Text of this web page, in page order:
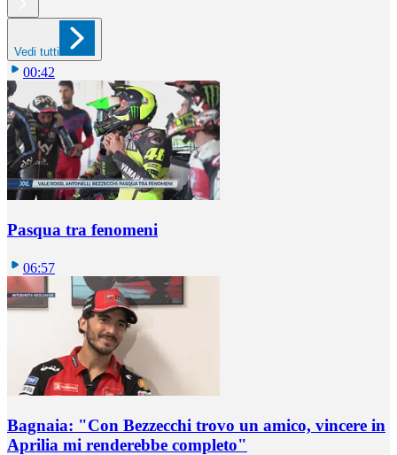
Vedi tutti
00:42
Pasqua tra fenomeni
06:57
Bagnaia: "Con Bezzecchi trovo un amico, vincere in
Aprilia mi renderebbe completo"